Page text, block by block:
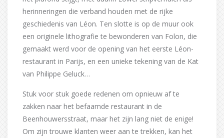
herinneringen die verband houden met de rijke
geschiedenis van Léon. Ten slotte is op de muur ook
een originele lithografie te bewonderen van Folon, die
gemaakt werd voor de opening van het eerste Léon-
restaurant in Parijs, en een unieke tekening van de Kat
van Philippe Geluck…
Stuk voor stuk goede redenen om opnieuw af te
zakken naar het befaamde restaurant in de
Beenhouwersstraat, maar het zijn lang niet de enige!
Om zijn trouwe klanten weer aan te trekken, kan het